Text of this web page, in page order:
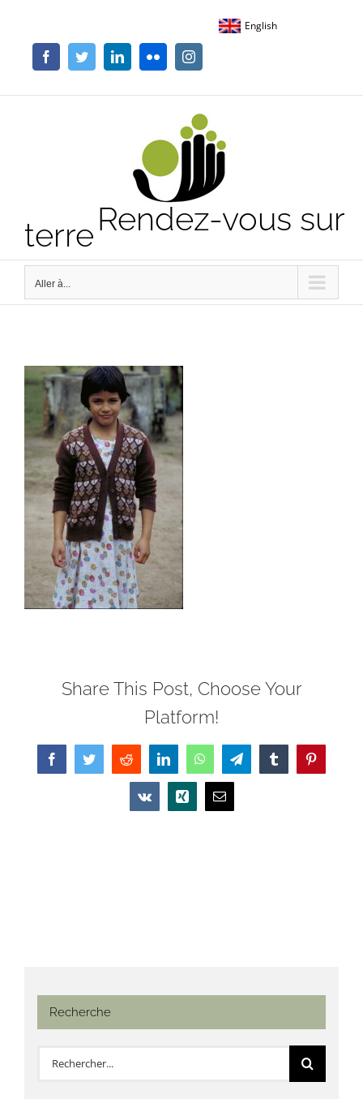
contenu
English
FacebookTwitterLinkedInFlickr Instagram
Rendez-vous sur
terre
Aller à...
Share This Post, Choose Your
Platform!
FacebookTwitterReddit LinkedInWhatsAppTelegramTumblrPinterest
Vk Xing Email
Recherche
Rechercher: